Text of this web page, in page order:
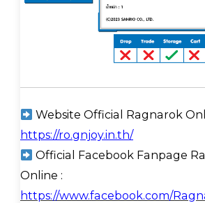
Website Official Ragnarok
https://ro.gnjoy.in.th/
Official Facebook Fanpage
Online :
https://www.facebook.com/